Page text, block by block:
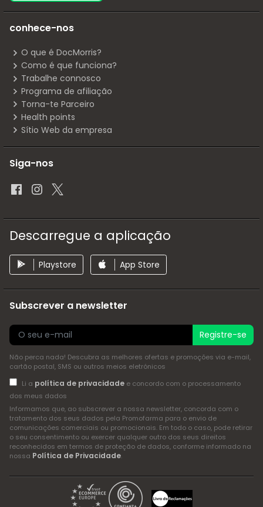
conhece-nos
O que é DocMorris?
Como é que funciona?
Trabalhe connosco
Programa de afiliação
Torna-te Parceiro
Health points
Sítio Web da empresa
Siga-nos
Descarregue a aplicação
Playstore App Store
Subscrever a newsletter
Registre-se
Não perca nada! Descubra as melhores ofertas e promoções via e-mail,
cartão postal, SMS ou outros meios eletrónicos
Li a política de privacidadee concordo com o processamento
dos meus dados
Informamos que, ao subscrever a nossa newsletter, concorda com o
tratamento dos seus dados pela Promofarma para o envio de
comunicações comerciais ou promocionais. Em todo o caso, pode retirar
o seu consentimento ou exercer qualquer outro dos seus direitos
reconhecidos em termos de proteção de dados, conforme informado na
nossa Política de Privacidade.